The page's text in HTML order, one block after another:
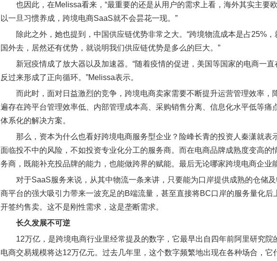
也因此，在Melissa看来，“最重要的还是从用户的需求上看，海外其实主要
以一旦习惯养成，跨境电商SaaS就不会昙花一现。”
除此之外，她也提到，中国供应链优势非常之大。“跨境物流成本是占25%
国外去，居然还有优势，就说明我们供应链优势是多么的巨大。”
新冠疫情成了放大器以及加速器。“随着疫情的促进，美国等国家的电商一
反过来形成了正向循环。”Melissa表示。
而此时，面对日益激烈的竞争，跨境电商卖家需要不断提升运营管理效率
遍存在跨平台管理效率低、内部管理成本高、采购销售分离、信息化水平低等痛
体系化的解决方案。
那么，资本为什么也看好跨境电商服务型企业？险峰长青的投资人秦潇就表
面临投不中的风险，不如投资专业化分工的服务商。而在电商品牌成熟度变高的
务商，既能补充投品牌的能力，也能做跨界的赋能。最后无论哪家跨境电商企业
对于SaaS服务来说，从其中物流一条来讲，只要能为口岸提供成熟的仓储
商平台的强大吸引力带来一波充足的B端流量，甚至直接将BC口岸的服务量化
开签约售卖。这不是刚性需求，这是垄断需求。
长久发展不可逆
12万亿，是跨境电商行业里经常提及的数字，它最早出自四年前阿里研究
电商交易规模将达12万亿元。过去几年里，这个数字频繁地出现在各种场合，